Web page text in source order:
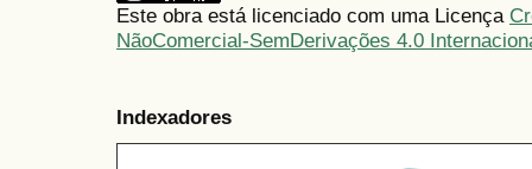
Este obra está licenciado com uma Licença
NãoComercial-SemDerivações 4.0
Indexadores